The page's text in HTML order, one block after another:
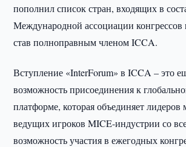
пополнил список стран, входящих в
Международной ассоциации
став полноправным членом ICCA.
Вступление «InterForum» в ICCA – это
возможность присоединения к
платформе, которая объединяет
ведущих игроков MICE-индустрии со
возможность участия в ежегодных